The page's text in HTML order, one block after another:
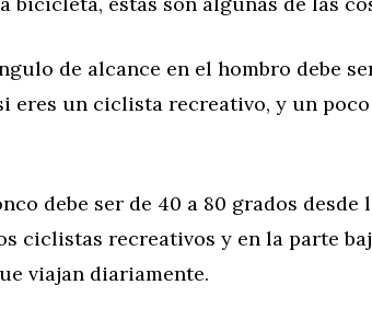
de alcance en el hombro debe
eres un ciclista recreativo, y un
debe ser de 40 a 80 grados desde
ciclistas recreativos y en la parte
viajan diariamente.